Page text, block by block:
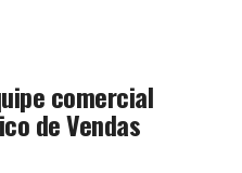
comercial
de Vendas